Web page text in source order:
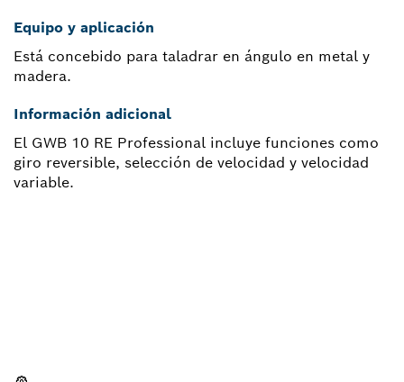
Equipo y aplicación
Está concebido para taladrar en ángulo en metal y
madera.
Información adicional
El GWB 10 RE Professional incluye funciones como
giro reversible, selección de velocidad y velocidad
variable.